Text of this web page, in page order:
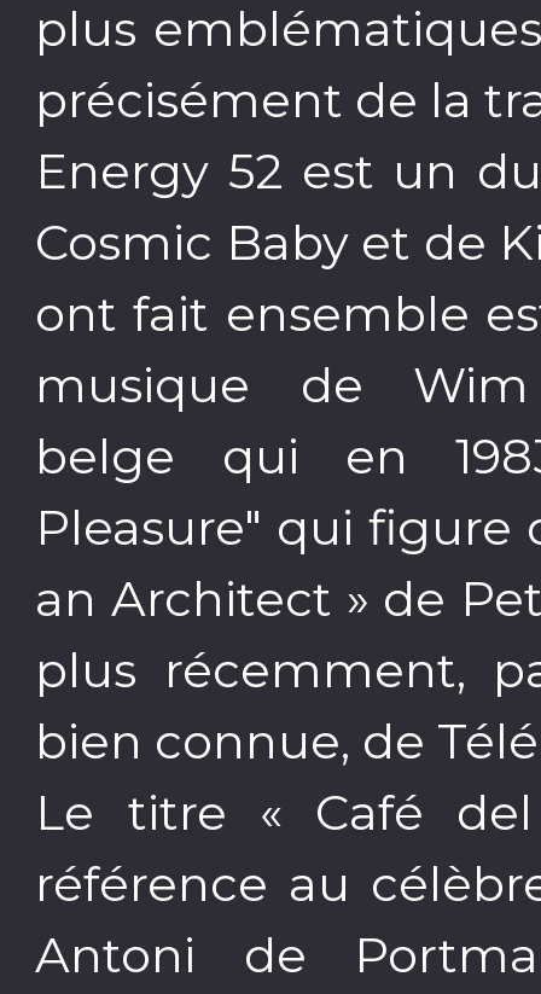
plus
précisément de la
Energy 52 est un
Cosmic Baby et de
ont fait ensemble
musique de Wim
belge qui en
Pleasure" qui figure
an Architect » de
plus récemment,
bien connue, de
Le titre « Café
référence au
Antoni de